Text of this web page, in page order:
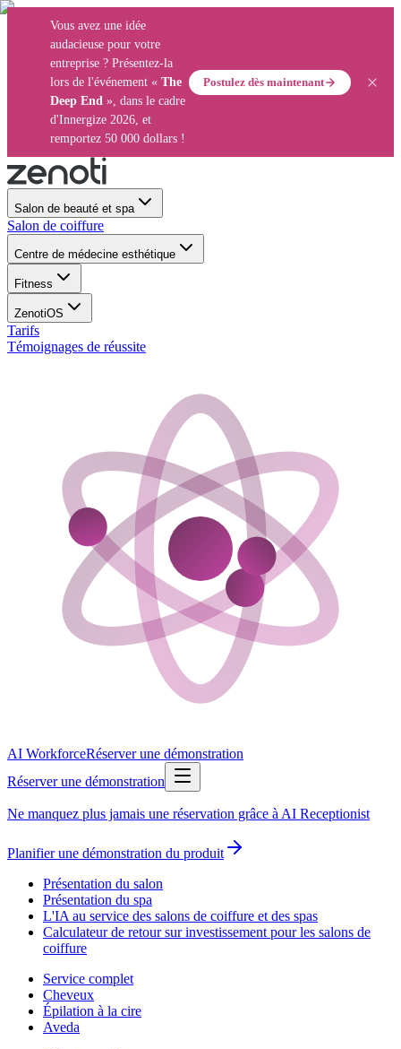
Vous avez une idée
audacieuse pour votre
entreprise ? Présentez-la
lors de l'événement « The
Deep End », dans le cadre
d'Innergize 2026, et
remportez 50 000 dollars !
Postulez dès maintenant
Salon de beauté et spa
Salon de coiffure
Centre de médecine esthétique
Fitness
ZenotiOS
Tarifs
Témoignages de réussite
AI WorkforceRéserver une démonstration
Réserver une démonstration
Ne manquez plus jamais une réservation grâce à AI Receptionist
Planifier une démonstration du produit
Présentation du salon
Présentation du spa
L'IA au service des salons de coiffure et des spas
Calculateur de retour sur investissement pour les salons de
coiffure
Service complet
Cheveux
Épilation à la cire
Aveda